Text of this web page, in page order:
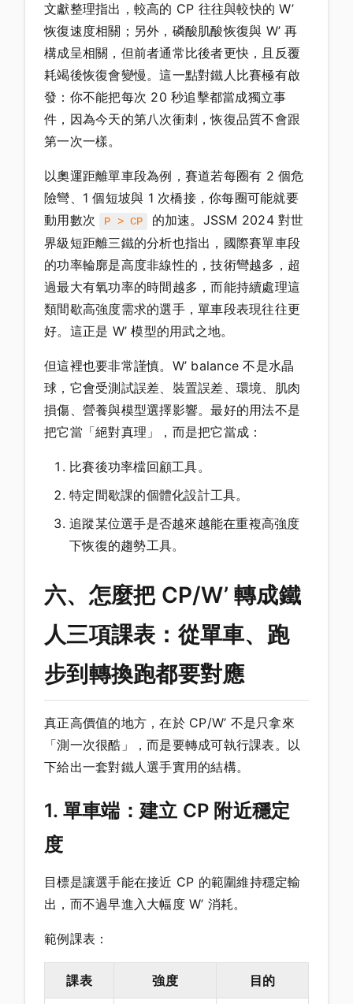
文獻整理指出，較高的 CP 往往與較快的 W’
恢復速度相關；另外，磷酸肌酸恢復與 W’ 再
構成呈相關，但前者通常比後者更快，且反覆
耗竭後恢復會變慢。這一點對鐵人比賽極有啟
發：你不能把每次 20 秒追擊都當成獨立事
件，因為今天的第八次衝刺，恢復品質不會跟
第一次一樣。
以奧運距離單車段為例，賽道若每圈有 2 個危
險彎、1 個短坡與 1 次橋接，你每圈可能就要
動用數次
P > CP
的加速。JSSM 2024 對世
界級短距離三鐵的分析也指出，國際賽單車段
的功率輪廓是高度非線性的，技術彎越多，超
過最大有氧功率的時間越多，而能持續處理這
類間歇高強度需求的選手，單車段表現往往更
好。這正是 W’ 模型的用武之地。
但這裡也要非常謹慎。W’ balance 不是水晶
球，它會受測試誤差、裝置誤差、環境、肌肉
損傷、營養與模型選擇影響。最好的用法不是
把它當「絕對真理」，而是把它當成：
比賽後功率檔回顧工具。
特定間歇課的個體化設計工具。
追蹤某位選手是否越來越能在重複高強度
下恢復的趨勢工具。
六、怎麼把 CP/W’ 轉成鐵
人三項課表：從單車、跑
步到轉換跑都要對應
真正高價值的地方，在於 CP/W’ 不是只拿來
「測一次很酷」，而是要轉成可執行課表。以
下給出一套對鐵人選手實用的結構。
1. 單車端：建立 CP 附近穩定
度
目標是讓選手能在接近 CP 的範圍維持穩定輸
出，而不過早進入大幅度 W’ 消耗。
範例課表：
課表 強度 目的